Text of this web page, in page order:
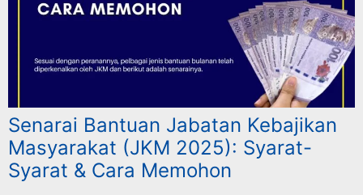
Senarai Bantuan Jabatan Kebajikan
Masyarakat (JKM 2025): Syarat-
Syarat & Cara Memohon